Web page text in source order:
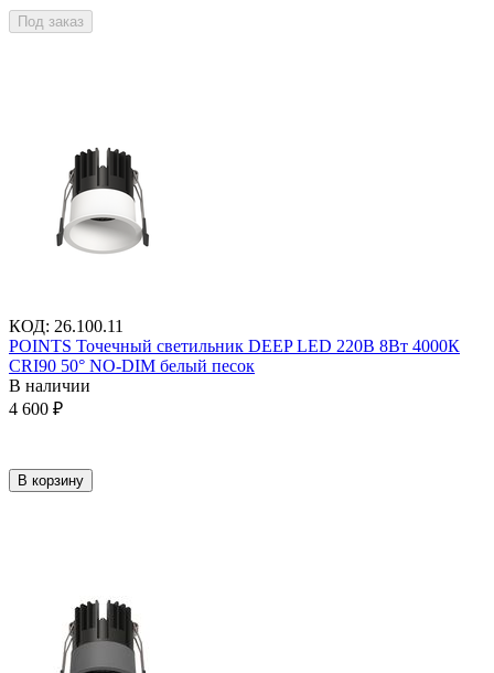
Под заказ
КОД: 26.100.11
POINTS Точечный светильник DEEP LED 220В 8Вт 4000К
CRI90 50° NO-DIM белый песок
В наличии
4 600 ₽
В корзину